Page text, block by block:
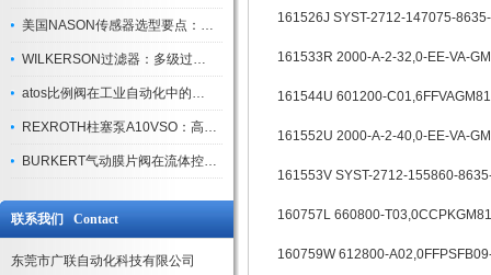
美国NASON传感器选型要点：精度、量程与接口适配指南
WILKERSON过滤器：多级过滤技术，适配多行业净化需求
atos比例阀在工业自动化中的关键应用
REXROTH柱塞泵A10VSO：高效液压系统的核心组件
BURKERT气动膜片阀在流体控制中的应用
联系我们 Contact
东莞市广联自动化科技有限公司
161526J SYST-2712-147075-
161533R 2000-A-2-32,0-EE-VA-
161544U 601200-
161552U 2000-A-2-40,0-EE-VA-
161553V SYST-2712-155860-
160757L 660800-
160759W 612800-